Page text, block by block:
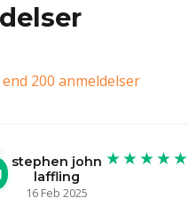
200 anmeldelser
stephen john
laffling
16 Feb 2025
★★★★★